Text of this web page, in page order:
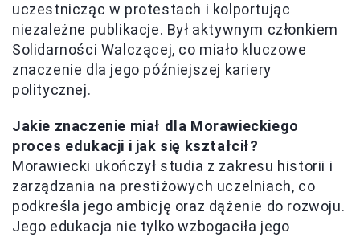
uczestnicząc w protestach i kolportując
niezależne publikacje. Był aktywnym członkiem
Solidarności Walczącej, co miało kluczowe
znaczenie dla jego późniejszej kariery
politycznej.
Jakie znaczenie miał dla Morawieckiego
proces edukacji i jak się kształcił?
Morawiecki ukończył studia z zakresu historii i
zarządzania na prestiżowych uczelniach, co
podkreśla jego ambicję oraz dążenie do rozwoju.
Jego edukacja nie tylko wzbogaciła jego